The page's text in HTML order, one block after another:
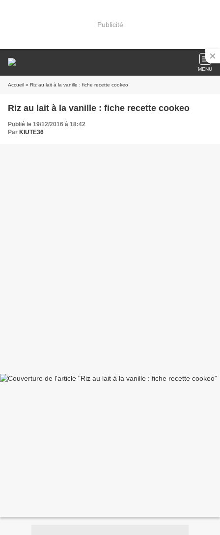
Publicité
MENU
Accueil » Riz au lait à la vanille : fiche recette cookeo
Riz au lait à la vanille : fiche recette cookeo
Publié le 19/12/2016 à 18:42
Par KIUTE36